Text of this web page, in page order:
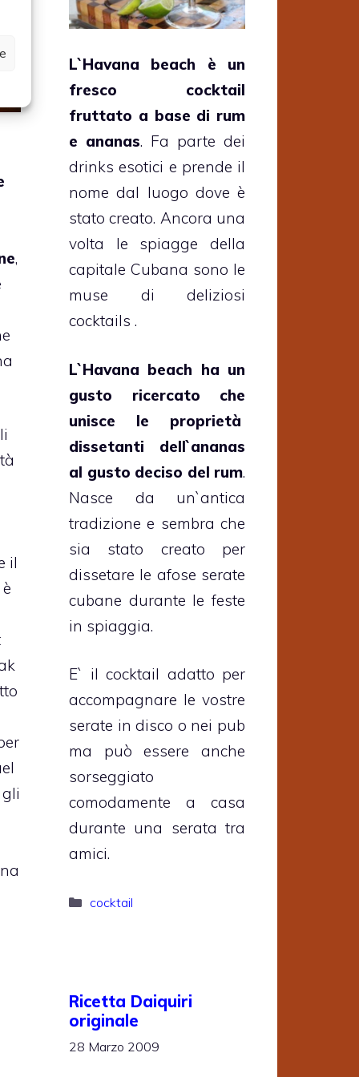
,
il
L`Havana beach è un
fresco cocktail
fruttato a base di rum
e ananas. Fa parte dei
drinks esotici e prende il
nome dal luogo dove è
stato creato. Ancora una
volta le spiagge della
capitale Cubana sono le
muse di deliziosi
cocktails .
L`Havana beach ha un
gusto ricercato che
unisce le proprietà
dissetanti dell`ananas
al gusto deciso del rum.
Nasce da un`antica
tradizione e sembra che
sia stato creato per
dissetare le afose serate
cubane durante le feste
in spiaggia.
E` il cocktail adatto per
accompagnare le vostre
serate in disco o nei pub
ma può essere anche
sorseggiato
comodamente a casa
durante una serata tra
amici.
Categorie
cocktail
Ricetta Daiquiri
originale
28 Marzo 2009